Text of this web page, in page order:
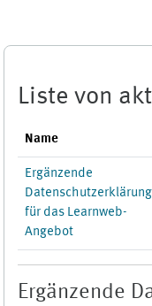
Liste von
Name
Ergänzende
Datenschutzerklärung
für das Learnweb-
Angebot
Ergänzende